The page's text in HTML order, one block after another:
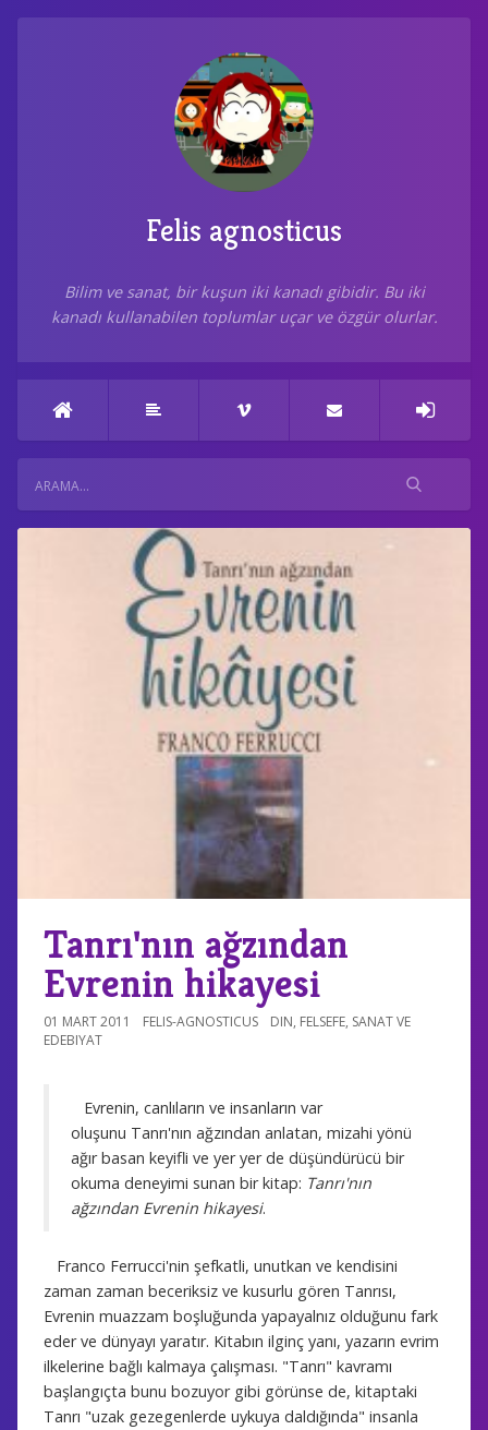
Felis agnosticus
Bilim ve sanat, bir kuşun iki kanadı gibidir. Bu iki
kanadı kullanabilen toplumlar uçar ve özgür olurlar.
Tanrı'nın ağzından
Evrenin hikayesi
01 MART 2011 FELIS-AGNOSTICUS DIN, FELSEFE, SANAT VE
EDEBIYAT
Evrenin, canlıların ve insanların var
oluşunu Tanrı'nın ağzından anlatan, mizahi yönü
ağır basan keyifli ve yer yer de düşündürücü bir
okuma deneyimi sunan bir kitap: Tanrı'nın
ağzından Evrenin hikayesi.
Franco Ferrucci'nin şefkatli, unutkan ve kendisini
zaman zaman beceriksiz ve kusurlu gören Tanrısı,
Evrenin muazzam boşluğunda yapayalnız olduğunu fark
eder ve dünyayı yaratır. Kitabın ilginç yanı, yazarın evrim
ilkelerine bağlı kalmaya çalışması. "Tanrı" kavramı
başlangıçta bunu bozuyor gibi görünse de, kitaptaki
Tanrı "uzak gezegenlerde uykuya daldığında" insanla